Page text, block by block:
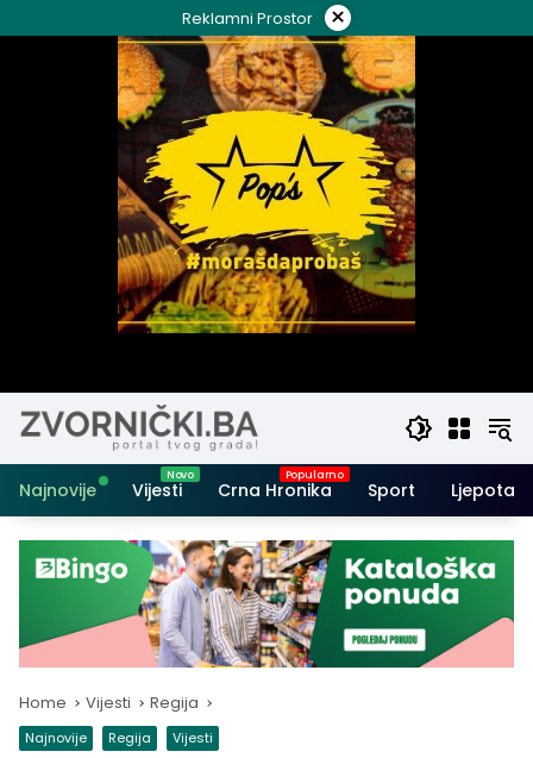
to
Reklamni Prostor ×
Najnovije Vijesti Crna Hronika Sport Ljepota i
Home Vijesti Regija
Najnovije Regija Vijesti